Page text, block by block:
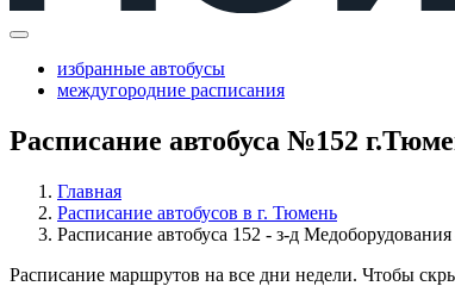
избранные автобусы
междугородние расписания
Расписание автобуса №152
Главная
Расписание автобусов в г. Тюмень
Расписание автобуса 152 - з-д
Расписание маршрутов на все дни недели. Чтобы